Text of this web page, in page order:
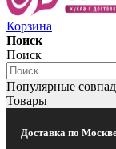
Корзина
Поиск
Поиск
Популярные
Товары
Доставка по